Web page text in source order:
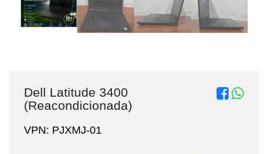
Dell Latitude 3400
(Reacondicionada)
VPN: PJXMJ-01